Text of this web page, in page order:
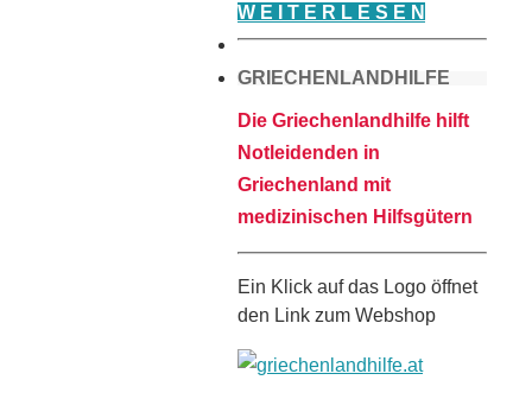
W E I T E R L E S E N
GRIECHENLANDHILFE
Die Griechenlandhilfe hilft
Notleidenden in
Griechenland mit
medizinischen Hilfsgütern
Ein Klick auf das Logo öffnet
den Link zum Webshop